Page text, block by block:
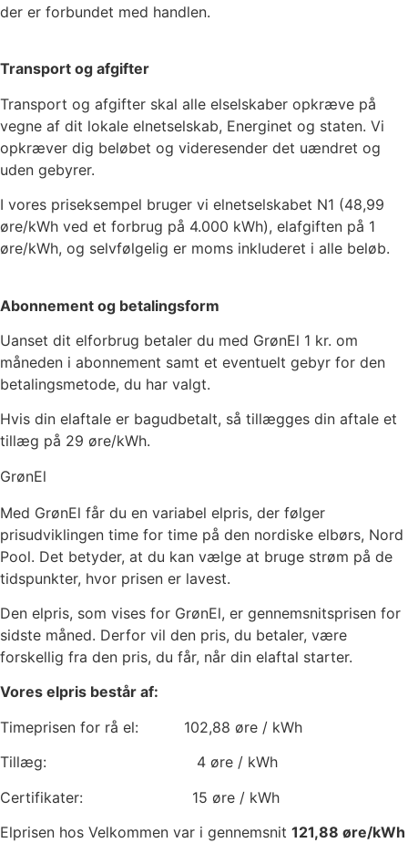
der er forbundet med handlen.
Transport og afgifter
Transport og afgifter skal alle elselskaber opkræve på
vegne af dit lokale elnetselskab, Energinet og staten. Vi
opkræver dig beløbet og videresender det uændret og
uden gebyrer.
I vores priseksempel bruger vi elnetselskabet N1 (48,99
øre/kWh ved et forbrug på 4.000 kWh), elafgiften på 1
øre/kWh, og selvfølgelig er moms inkluderet i alle beløb.
Abonnement og betalingsform
Uanset dit elforbrug betaler du med GrønEl 1 kr. om
måneden i abonnement samt et eventuelt gebyr for den
betalingsmetode, du har valgt.
Hvis din elaftale er bagudbetalt, så tillægges din aftale et
tillæg på 29 øre/kWh.
GrønEl
Med GrønEl får du en variabel elpris, der følger
prisudviklingen time for time på den nordiske elbørs, Nord
Pool. Det betyder, at du kan vælge at bruge strøm på de
tidspunkter, hvor prisen er lavest.
Den elpris, som vises for GrønEl, er gennemsnitsprisen for
sidste måned. Derfor vil den pris, du betaler, være
forskellig fra den pris, du får, når din elaftal starter.
Vores elpris består af:
Timeprisen for rå el: 102,88 øre / kWh
Tillæg: 4 øre / kWh
Certifikater: 15 øre / kWh
Elprisen hos Velkommen var i gennemsnit 121,88 øre/kWh